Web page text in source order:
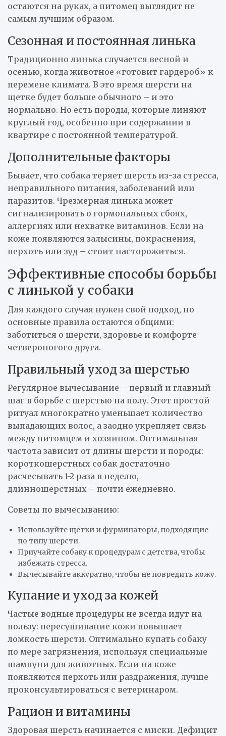
остаются на руках, а питомец выглядит не
самым лучшим образом.
Сезонная и постоянная линька
Традиционно линька случается весной и
осенью, когда животное «готовит гардероб» к
перемене климата. В это время шерсти на
щетке будет больше обычного – и это
нормально. Но есть породы, которые линяют
круглый год, особенно при содержании в
квартире с постоянной температурой.
Дополнительные факторы
Бывает, что собака теряет шерсть из-за стресса,
неправильного питания, заболеваний или
паразитов. Чрезмерная линька может
сигнализировать о гормональных сбоях,
аллергиях или нехватке витаминов. Если на
коже появляются залысины, покраснения,
перхоть или зуд – стоит насторожиться.
Эффективные способы борьбы
с линькой у собаки
Для каждого случая нужен свой подход, но
основные правила остаются общими:
заботиться о шерсти, здоровье и комфорте
четвероногого друга.
Правильный уход за шерстью
Регулярное вычесывание – первый и главный
шаг в борьбе с шерстью на полу. Этот простой
ритуал многократно уменьшает количество
выпадающих волос, а заодно укрепляет связь
между питомцем и хозяином. Оптимальная
частота зависит от длины шерсти и породы:
короткошерстных собак достаточно
расчесывать 1-2 раза в неделю,
длинношерстных – почти ежедневно.
Советы по вычесыванию:
Используйте щетки и фурминаторы, подходящие
по типу шерсти.
Приучайте собаку к процедурам с детства, чтобы
избежать стресса.
Вычесывайте аккуратно, чтобы не повредить кожу.
Купание и уход за кожей
Частые водные процедуры не всегда идут на
пользу: пересушивание кожи повышает
ломкость шерсти. Оптимально купать собаку
по мере загрязнения, используя специальные
шампуни для животных. Если на коже
появляются перхоть или раздражения, лучше
проконсультироваться с ветеринаром.
Рацион и витамины
Здоровая шерсть начинается с миски. Дефицит